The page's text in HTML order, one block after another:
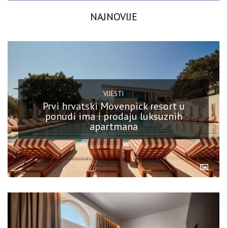
NAJNOVIJE
VIJESTI
Prvi hrvatski Mövenpick resort u
ponudi ima i prodaju luksuznih
apartmana